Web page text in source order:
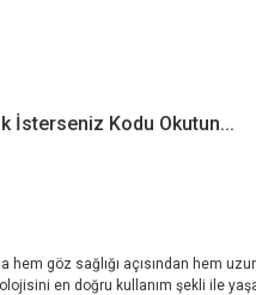
İsterseniz Kodu Okutun...
hem göz sağlığı açısından
en doğru kullanım şekli ile